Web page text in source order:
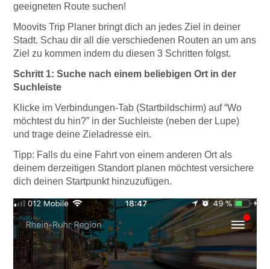
geeigneten Route suchen!
Moovits Trip Planer bringt dich an jedes Ziel in deiner
Stadt. Schau dir all die verschiedenen Routen an um ans
Ziel zu kommen indem du diesen 3 Schritten folgst.
Schritt 1: Suche nach einem beliebigen Ort in der
Suchleiste
Klicke im Verbindungen-Tab (Startbildschirm) auf “Wo
möchtest du hin?” in der Suchleiste (neben der Lupe)
und trage deine Zieladresse ein.
Tipp: Falls du eine Fahrt von einem anderen Ort als
deinem derzeitigen Standort planen möchtest versichere
dich deinen Startpunkt hinzuzufügen.